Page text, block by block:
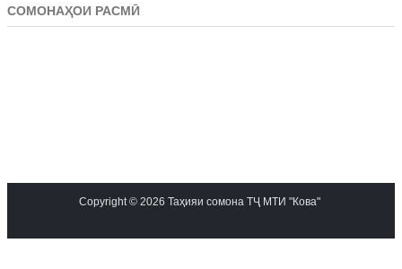
СОМОНАҲОИ РАСМӢ
Copyright © 2026 Таҳияи сомона ТҶ МТИ "Кова"